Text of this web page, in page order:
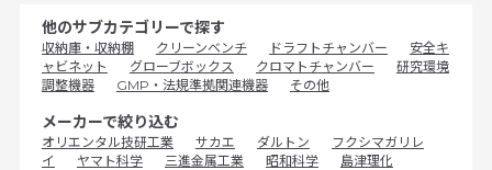
他のサブカテゴリーで探す
収納庫・収納棚 クリーンベンチ ドラフトチャンバー
安全キ
ャビネット
グローブボックス クロマトチャンバー
研究環境
調整機器
GMP・法規準拠関連機器 その他
メーカーで絞り込む
オリエンタル技研工業 サカエ ダルトン
フクシマガリレ
イ
ヤマト科学 三進金属工業 昭和科学 島津理化